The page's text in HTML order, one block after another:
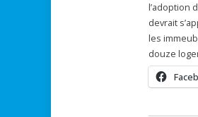
l’adoption
devrait
les
douze